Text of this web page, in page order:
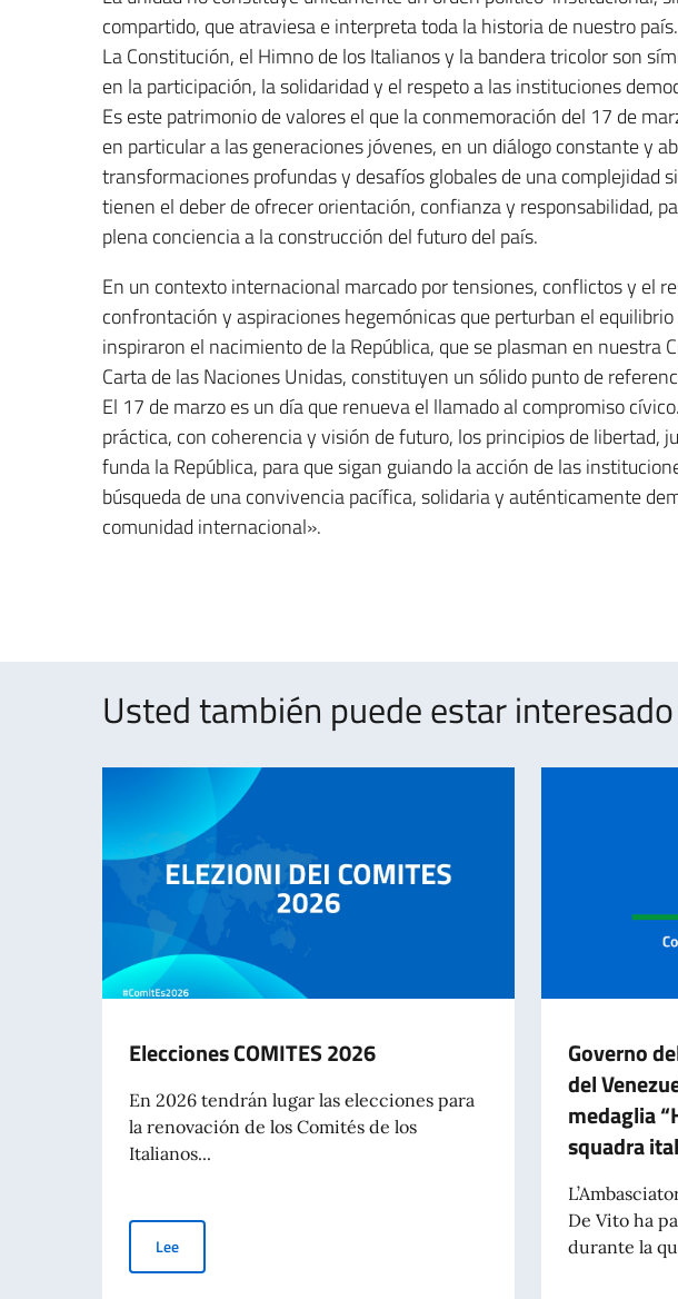
compartido, que atraviesa e interpreta toda la historia de nuestro país.
La Constitución, el Himno de los Italianos y la bandera tricolor son
en la participación, la solidaridad y el respeto a las instituciones
Es este patrimonio de valores el que la conmemoración del 17 de
en particular a las generaciones jóvenes, en un diálogo constante y
transformaciones profundas y desafíos globales de una complejidad
tienen el deber de ofrecer orientación, confianza y responsabilidad,
plena conciencia a la construcción del futuro del país.
En un contexto internacional marcado por tensiones, conflictos y el
confrontación y aspiraciones hegemónicas que perturban el
inspiraron el nacimiento de la República, que se plasman en nuestra
Carta de las Naciones Unidas, constituyen un sólido punto de
El 17 de marzo es un día que renueva el llamado al compromiso
práctica, con coherencia y visión de futuro, los principios de libertad,
funda la República, para que sigan guiando la acción de las
búsqueda de una convivencia pacífica, solidaria y auténticamente
comunidad internacional».
Usted también puede estar interesado
Elecciones COMITES 2026
En 2026 tendrán lugar las elecciones para
la renovación de los Comités de los
Italianos...
LeeElecciones COMITES 2026
Governo
del
medaglia
squadra
De Vito ha
durante la